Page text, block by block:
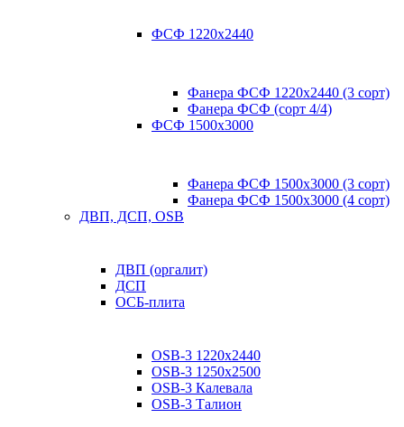
ФСФ 1220х2440
Фанера ФСФ 1220х2440 (3 сорт)
Фанера ФСФ (сорт 4/4)
ФСФ 1500х3000
Фанера ФСФ 1500х3000 (3 сорт)
Фанера ФСФ 1500х3000 (4 сорт)
ДВП, ДСП, OSB
ДВП (оргалит)
ДСП
ОСБ-плита
OSB-3 1220х2440
OSB-3 1250х2500
OSB-3 Калевала
OSB-3 Талион